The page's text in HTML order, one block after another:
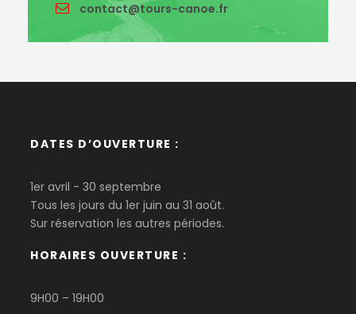
contact@tours-canoe.fr
DATES D’OUVERTURE :
1er avril - 30 septembre
Tous les jours du 1er juin au 31 août.
Sur réservation les autres périodes.
HORAIRES OUVERTURE :
9H00 – 19H00